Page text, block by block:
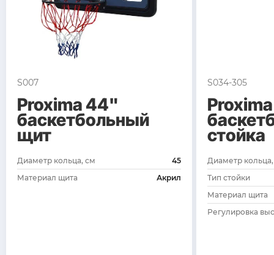
S007
Proxima 44"
баскетбольный
щит
Диаметр кольца, см
45
Материал щита
Акрил
S034-305
стойка
Диаметр
Тип стойки
Материал щита
Регулировка